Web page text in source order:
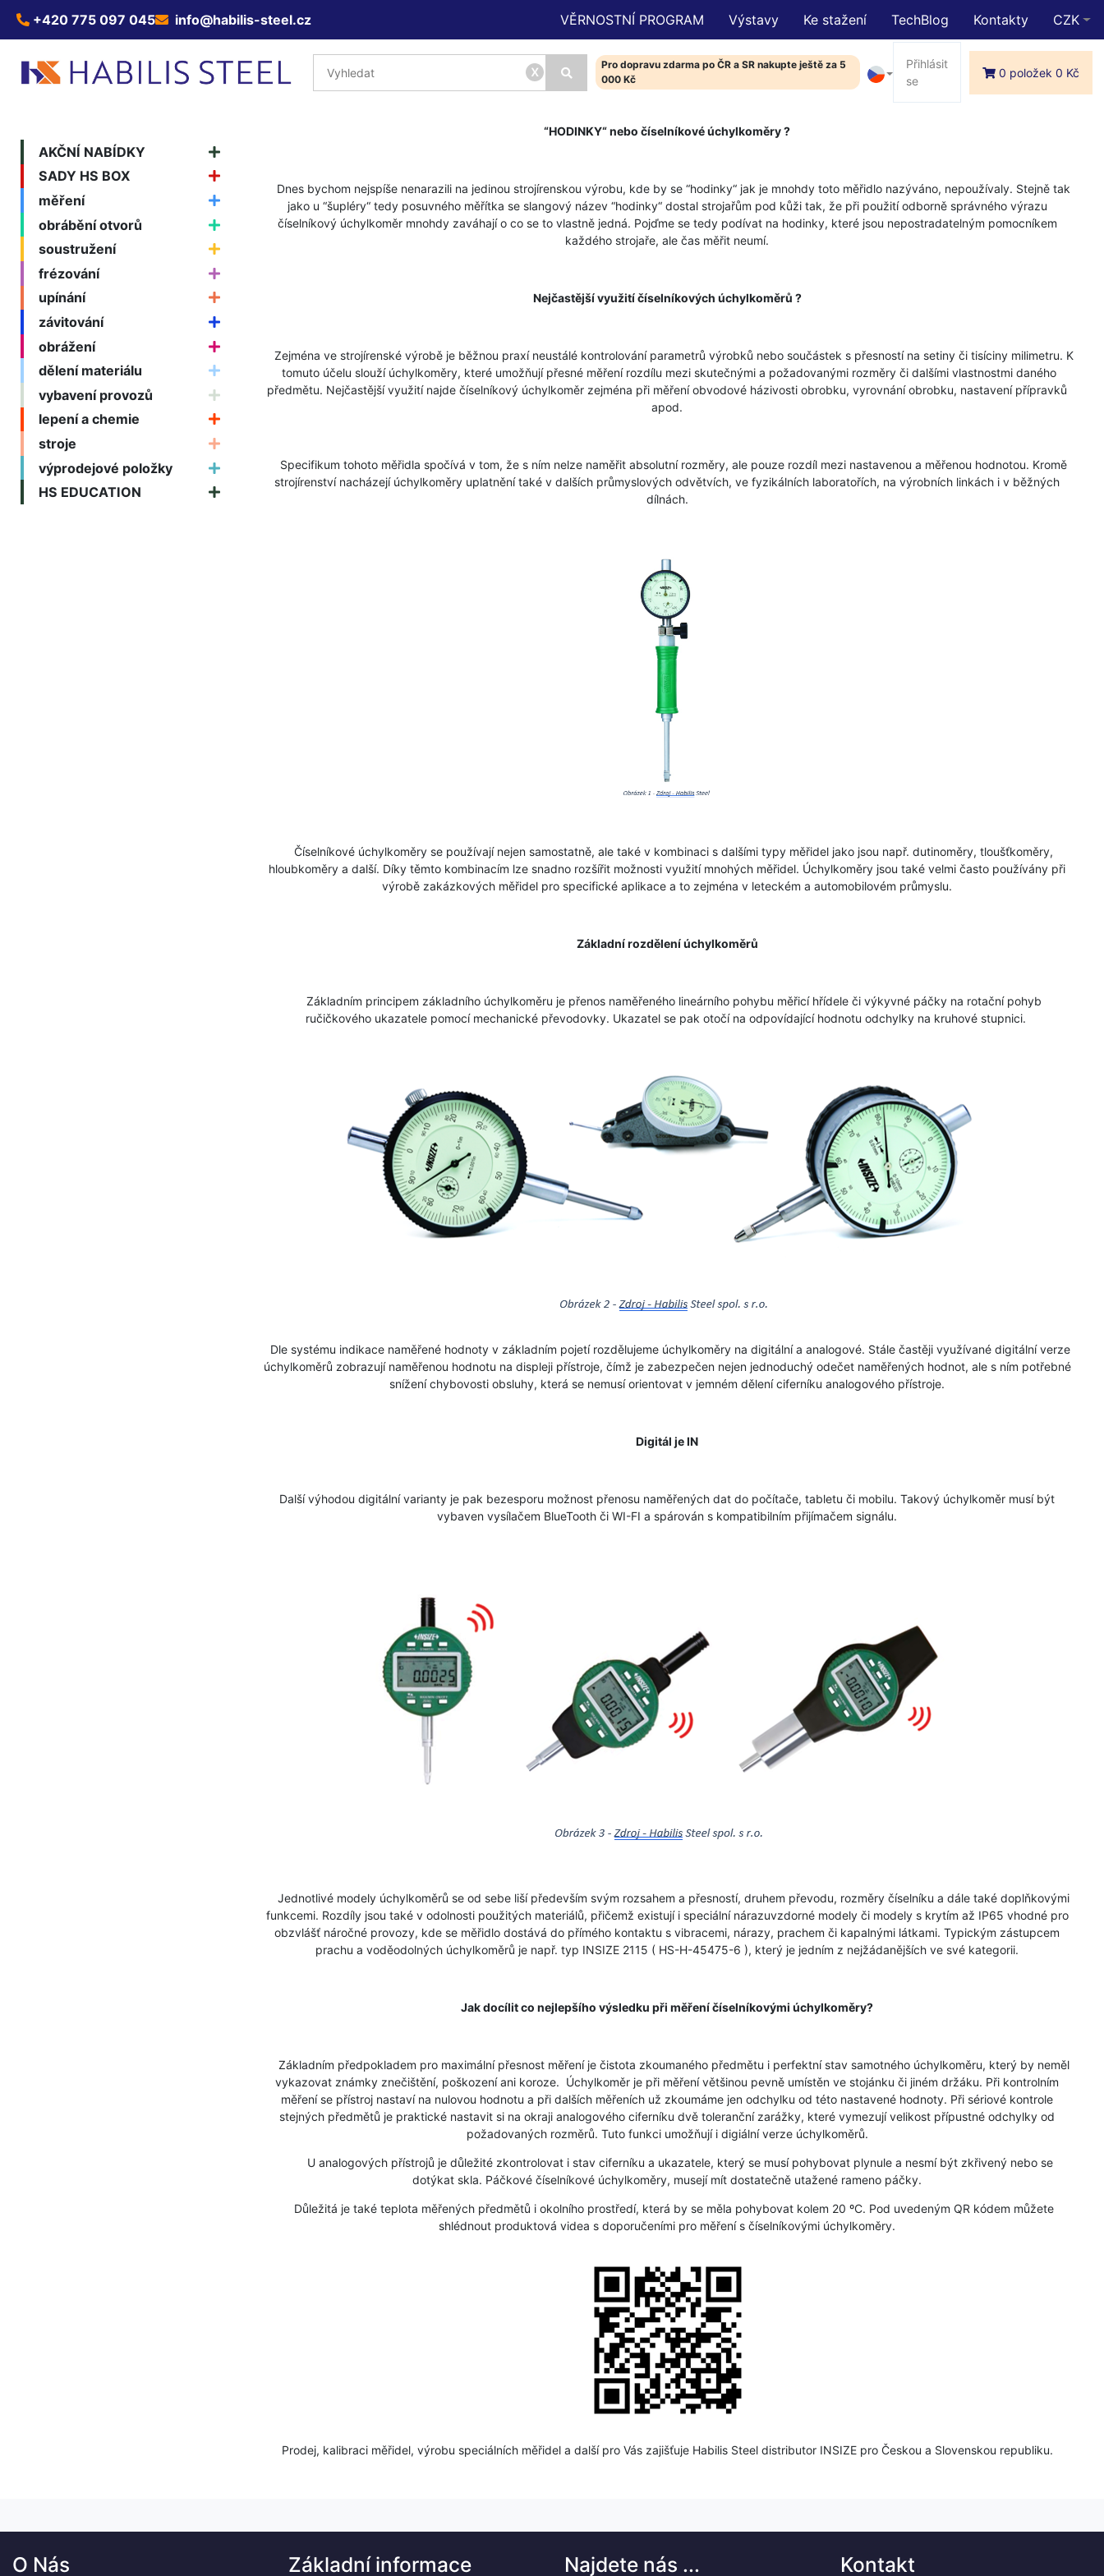
+420 775 097 045 info@habilis-steel.cz VĚRNOSTNÍ PROGRAM Výstavy Ke stažení TechBlog Kontakty CZK
x
Pro dopravu zdarma po ČR a SR nakupte ještě za 5
000 Kč
Přihlásit
se
0 položek 0 Kč
AKČNÍ NABÍDKY
SADY HS BOX
měření
obrábění otvorů
soustružení
frézování
upínání
závitování
obrážení
dělení materiálu
vybavení provozů
lepení a chemie
stroje
výprodejové položky
HS EDUCATION
“HODINKY“ nebo číselníkové úchylkoměry ?
Dnes bychom nejspíše nenarazili na jedinou strojírenskou výrobu, kde by se “hodinky“ jak je mnohdy toto měřidlo nazýváno, nepoužívaly. Stejně tak
jako u “šupléry“ tedy posuvného měřítka se slangový název “hodinky“ dostal strojařům pod kůži tak, že při použití odborně správného výrazu
číselníkový úchylkoměr mnohdy zaváhají o co se to vlastně jedná. Pojďme se tedy podívat na hodinky, které jsou nepostradatelným pomocníkem
každého strojaře, ale čas měřit neumí.
Nejčastější využití číselníkových úchylkoměrů ?
Zejména ve strojírenské výrobě je běžnou praxí neustálé kontrolování parametrů výrobků nebo součástek s přesností na setiny či tisíciny milimetru. K
tomuto účelu slouží úchylkoměry, které umožňují přesné měření rozdílu mezi skutečnými a požadovanými rozměry či dalšími vlastnostmi daného
předmětu. Nejčastější využití najde číselníkový úchylkoměr zejména při měření obvodové házivosti obrobku, vyrovnání obrobku, nastavení přípravků
apod.
Specifikum tohoto měřidla spočívá v tom, že s ním nelze naměřit absolutní rozměry, ale pouze rozdíl mezi nastavenou a měřenou hodnotou. Kromě
strojírenství nacházejí úchylkoměry uplatnění také v dalších průmyslových odvětvích, ve fyzikálních laboratořích, na výrobních linkách i v běžných
dílnách.
Číselníkové úchylkoměry se používají nejen samostatně, ale také v kombinaci s dalšími typy měřidel jako jsou např. dutinoměry, tloušťkoměry,
hloubkoměry a další. Díky těmto kombinacím lze snadno rozšířit možnosti využití mnohých měřidel. Úchylkoměry jsou také velmi často používány při
výrobě zakázkových měřidel pro specifické aplikace a to zejména v leteckém a automobilovém průmyslu.
Základní rozdělení úchylkoměrů
Základním principem základního úchylkoměru je přenos naměřeného lineárního pohybu měřicí hřídele či výkyvné páčky na rotační pohyb
ručičkového ukazatele pomocí mechanické převodovky. Ukazatel se pak otočí na odpovídající hodnotu odchylky na kruhové stupnici.
Dle systému indikace naměřené hodnoty v základním pojetí rozdělujeme úchylkoměry na digitální a analogové. Stále častěji využívané digitální verze
úchylkoměrů zobrazují naměřenou hodnotu na displeji přístroje, čímž je zabezpečen nejen jednoduchý odečet naměřených hodnot, ale s ním potřebné
snížení chybovosti obsluhy, která se nemusí orientovat v jemném dělení ciferníku analogového přístroje.
Digitál je IN
Další výhodou digitální varianty je pak bezesporu možnost přenosu naměřených dat do počítače, tabletu či mobilu. Takový úchylkoměr musí být
vybaven vysílačem BlueTooth či WI-FI a spárován s kompatibilním přijímačem signálu.
Jednotlivé modely úchylkoměrů se od sebe liší především svým rozsahem a přesností, druhem převodu, rozměry číselníku a dále také doplňkovými
funkcemi. Rozdíly jsou také v odolnosti použitých materiálů, přičemž existují i speciální nárazuvzdorné modely či modely s krytím až IP65 vhodné pro
obzvlášť náročné provozy, kde se měřidlo dostává do přímého kontaktu s vibracemi, nárazy, prachem či kapalnými látkami. Typickým zástupcem
prachu a voděodolných úchylkoměrů je např. typ INSIZE 2115 ( HS-H-45475-6 ), který je jedním z nejžádanějších ve své kategorii.
Jak docílit co nejlepšího výsledku při měření číselníkovými úchylkoměry?
Základním předpokladem pro maximální přesnost měření je čistota zkoumaného předmětu i perfektní stav samotného úchylkoměru, který by neměl
vykazovat známky znečištění, poškození ani koroze. Úchylkoměr je při měření většinou pevně umístěn ve stojánku či jiném držáku. Při kontrolním
měření se přístroj nastaví na nulovou hodnotu a při dalších měřeních už zkoumáme jen odchylku od této nastavené hodnoty. Při sériové kontrole
stejných předmětů je praktické nastavit si na okraji analogového ciferníku dvě toleranční zarážky, které vymezují velikost přípustné odchylky od
požadovaných rozměrů. Tuto funkci umožňují i digiální verze úchylkoměrů.
U analogových přístrojů je důležité zkontrolovat i stav ciferníku a ukazatele, který se musí pohybovat plynule a nesmí být zkřivený nebo se
dotýkat skla. Páčkové číselníkové úchylkoměry, musejí mít dostatečně utažené rameno páčky.
Důležitá je také teplota měřených předmětů i okolního prostředí, která by se měla pohybovat kolem 20 ºC. Pod uvedeným QR kódem můžete
shlédnout produktová videa s doporučeními pro měření s číselníkovými úchylkoměry.
Prodej, kalibraci měřidel, výrobu speciálních měřidel a další pro Vás zajišťuje Habilis Steel distributor INSIZE pro Českou a Slovenskou republiku.
O Nás Základní informace Najdete nás ... Kontakt